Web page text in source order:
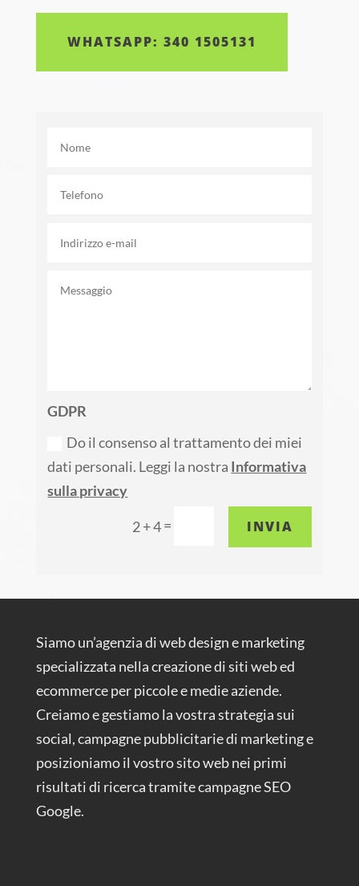
WHATSAPP: 340 1505131
GDPR
Do il consenso al trattamento dei miei
dati personali. Leggi la nostra Informativa
sulla privacy
2 + 4= INVIA
Siamo un’agenzia di web design e marketing
specializzata nella creazione di siti web ed
ecommerce per piccole e medie aziende.
Creiamo e gestiamo la vostra strategia sui
social, campagne pubblicitarie di marketing e
posizioniamo il vostro sito web nei primi
risultati di ricerca tramite campagne SEO
Google.